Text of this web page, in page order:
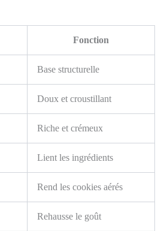
Fonction
Base structurelle
Doux et croustillant
Riche et crémeux
Lient les ingrédients
Rend les cookies aérés
Rehausse le goût